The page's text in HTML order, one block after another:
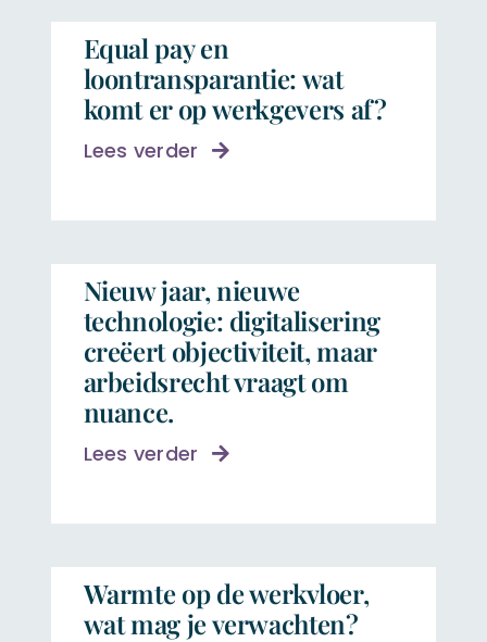
Equal pay en
loontransparantie: wat
komt er op werkgevers af?
Lees verder
Nieuw jaar, nieuwe
technologie: digitalisering
creëert objectiviteit, maar
arbeidsrecht vraagt om
nuance.
Lees verder
Warmte op de werkvloer,
wat mag je verwachten?